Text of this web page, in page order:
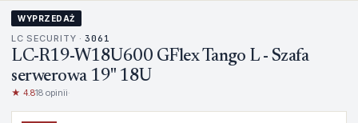
WYPRZEDAŻ
LC SECURITY · 3061
LC-R19-W18U600 GFlex Tango L - Szafa
serwerowa 19" 18U
★ 4.818 opinii·